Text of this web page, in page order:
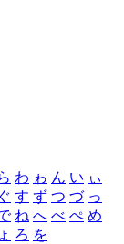
わ ゎ ん い ぃ
ぐ す ず つ づ っ
ね へ べ ぺ め
ょ ろ を